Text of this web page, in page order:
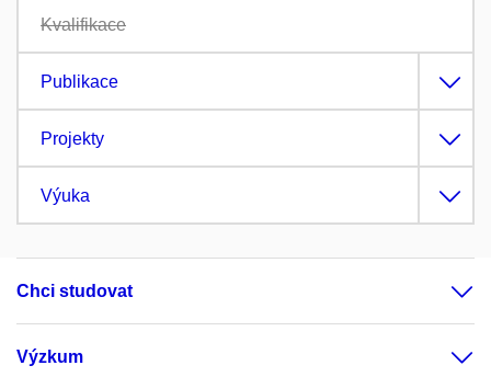
Kvalifikace
Publikace
Projekty
Výuka
Chci studovat
Výzkum